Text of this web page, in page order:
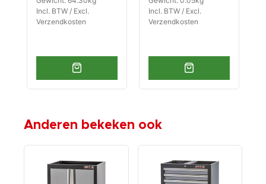
Incl. BTW / Excl.
Verzendkosten
Incl. BTW / Excl.
Verzendkosten
Anderen bekeken ook